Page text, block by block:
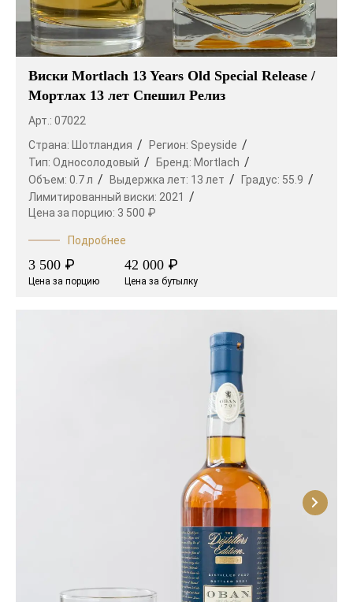
Виски Mortlach 13 Years Old Special Release /
Мортлах 13 лет Спешил Релиз
Арт.: 07022
Страна:
Шотландия Регион: Speyside
Тип: Односолодовый Бренд: Mortlach
Объем: 0.7 л Выдержка лет: 13 лет Градус: 55.9
Лимитированный виски: 2021
Цена за порцию: 3 500 ₽
Подробнее
3 500 ₽
Цена за порцию
42 000 ₽
Цена за бутылку